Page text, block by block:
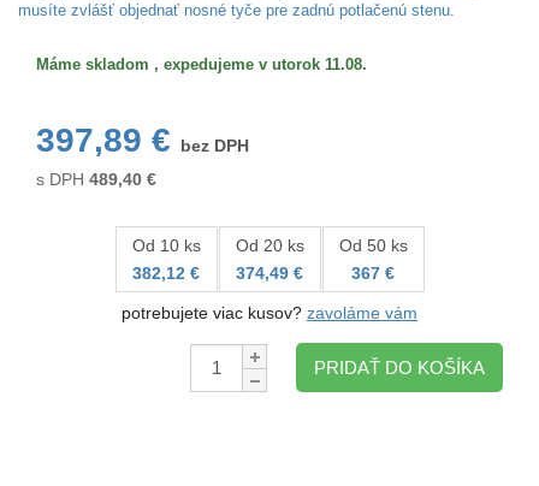
musíte zvlášť objednať nosné tyče pre zadnú potlačenú stenu.
Máme skladom , expedujeme v utorok 11.08.
397,89 €
bez DPH
s DPH 489,40 €
Od 10 ks
382,12 €
Od 20 ks
374,49 €
Od 50 ks
367 €
potrebujete viac kusov? zavoláme vám
Množstvo:
PRIDAŤ DO KOŠÍKA